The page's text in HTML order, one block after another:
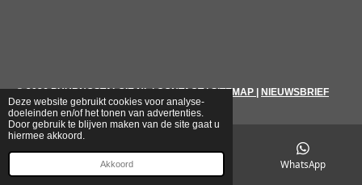
Deze website gebruikt cookies voor analyse-
doeleinden en/of het tonen van advertenties.
Door gebruik te blijven maken van de site gaat u
hiermee akkoord.
Akkoord
© 2026 PUURNOSTALGIE.NL|CONTACT|SITEMAP NIEUWSBRIEF
WhatsApp